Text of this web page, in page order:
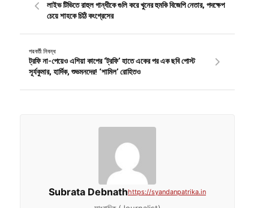
লাইভ টিভিতে রাহুল গান্ধীকে গুলি করে খুনের হুমকি বিজেপি নেতার, পদক্ষেপ
চেয়ে শাহকে চিঠি কংগ্রেসের
পরবর্তী নিবন্ধ
ট্রফি না-পেয়েও এশিয়া কাপের ‘ট্রফি’ হাতে একের পর এক ছবি পোস্ট
সূর্যকুমার, হার্দিক, শুভমনদের! ‘শামিল’ রোহিতও
Subrata Debnathhttps://syandanpatrika.in